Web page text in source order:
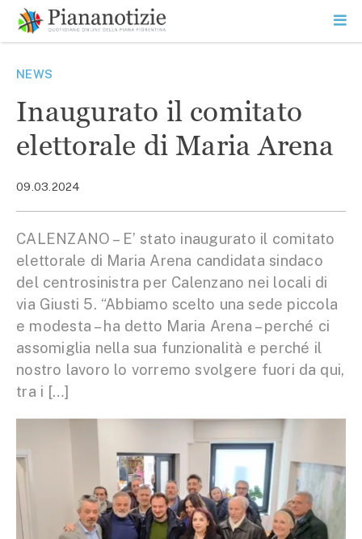
contenuto
SEARCH
NEWS
Inaugurato il comitato
elettorale di Maria Arena
09.03.2024
CALENZANO – E’ stato inaugurato il comitato
elettorale di Maria Arena candidata sindaco
del centrosinistra per Calenzano nei locali di
via Giusti 5. “Abbiamo scelto una sede piccola
e modesta – ha detto Maria Arena – perché ci
assomiglia nella sua funzionalità e perché il
nostro lavoro lo vorremo svolgere fuori da qui,
tra i […]